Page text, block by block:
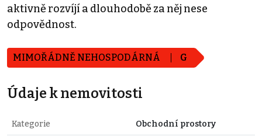
aktivně rozvíjí a dlouhodobě za něj nese
odpovědnost.
MIMOŘÁDNĚ NEHOSPODÁRNÁ G
Údaje k nemovitosti
Kategorie Obchodní prostory